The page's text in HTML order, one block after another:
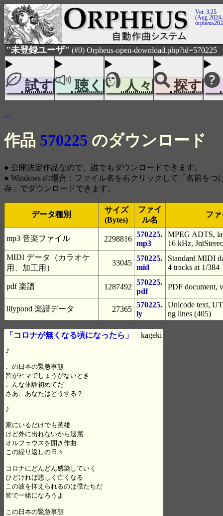
Ver. 3.25
(Aug
"未登録ユーザ" (#0) Orpheus-open-download.php?id=570225
試す 聴く 人々 探す
...
作品 570225 のダウンロード
● 公開決定作品なので、誰でもダウンロードできます。
● Windows の場合：ファイル名を右クリックして「名前をつ
存」でダウンロードできます。
データ種別
サイズ
(Bytes)
ファイ
ル名
フ
mp3 音楽ファイル 2298816
570225.
mp3
MPEG ADTS,
16 kHz,
MIDI データ（カラオケ
用、加工用）
33045
570225.
mid
Standard MIDI
4 tracks at 1/384
pdf 楽譜 1287492
570225.
pdf
PDF document,
lilypond 楽譜データ 27365
570225.
ly
Unicode text,
ng lines (405)
「コロナが無くなる頃になったら」 kageki
♪
この日本の緊急事態
皆がヒマでしょうがないとき
こんな体験初めてだ
さあ、あなたはどうする？
♪
家にいるだけでも英雄
けど外に出れないから退屈
オルフェウスを開き作曲
この繰り返しの日々
コロナにどんどん感染していく
ひどければ悲しく亡くなる
この波を抑えられるのは僕たちだ
皆で一緒になろうよ
この日本の緊急事態